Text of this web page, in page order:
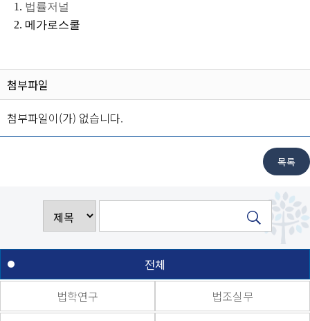
1. 법률저널
2. 메가로스쿨
첨부파일
첨부파일이(가) 없습니다.
전체
법학연구
법조실무